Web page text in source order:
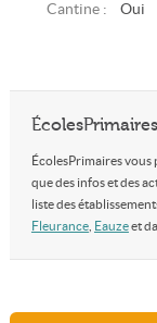
Cantine :
Oui
ÉcolesPrimaires vous
que des infos et des
liste des
Fleurance, Eauzeet